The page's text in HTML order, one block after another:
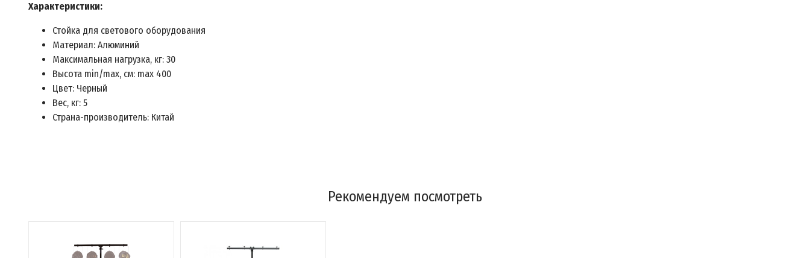
Характеристики:
Стойка для светового оборудования
Материал: Алюминий
Максимальная нагрузка, кг: 30
Высота min/max, см: max 400
Цвет: Черный
Вес, кг: 5
Страна-производитель: Китай
Рекомендуем посмотреть